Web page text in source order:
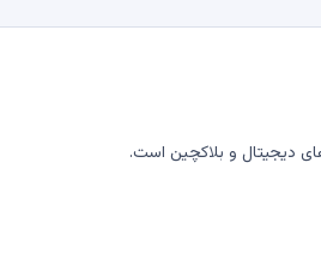
دیجیتال و بلاکچین است.